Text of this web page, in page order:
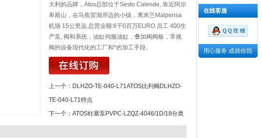
大利的品牌，Atos总部位于Sesto Calende, 靠近阿尔
卑斯山，在马焦雷湖岸边的小镇，离米兰Malpensa
机场 15公里远.总营业额:6千0百万EURO 员工 400生
产泵, 阀和系统，油缸伺服油缸，叠加阀阀板，常规
阀的设备现代化的工厂和*的加工手段。
上一个： DLHZO-TE-040-L71ATOS比列阀DLHZO-
TE-040-L71特点
下一个： ATOS柱塞泵PVPC-LZQZ-4046/1D/18分类
在线客服
用心服务 成就你我